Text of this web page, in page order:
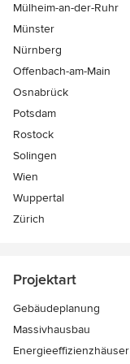
Mülheim-an-der-Ruhr
Münster
Nürnberg
Offenbach-am-Main
Osnabrück
Potsdam
Rostock
Solingen
Wien
Wuppertal
Zürich
Projektart
Gebäudeplanung
Massivhausbau
Energieeffizienzhäuser